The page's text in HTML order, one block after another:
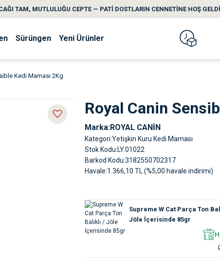
TAM, MUTLULUĞU CEPTE — PATİ DOSTLARIN CENNETİNE HOŞ
Sürüngen Yeni Ürünler
Kedi Maması 2Kg
Royal Canin
Marka ROYAL CANİN
Kategori Yetişkin Kuru Kedi Maması
Stok Kodu LY.01022
Barkod Kodu 3182550702317
Havale 1.366,10 TL (%5,00 havale indirimi)
Supreme W Cat Parça Ton
Jöle İçerisinde 85gr